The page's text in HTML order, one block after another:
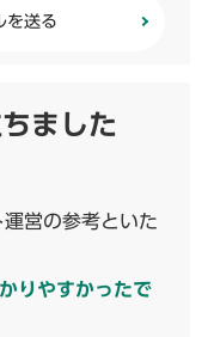
を送る
ました
営の参考といた
りやすかったで